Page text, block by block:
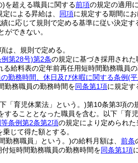
)を超える職員に関する前項の規定の適用
定による昇給は、 同項に規定する期間に
に応じて規則で定める基準に従い決定す
できない。
は、規則で定める。
第28号)第2条の規定に基づき採用された
給料表の定年前再任用短時間勤務職員
勤務時間、休日及び休暇に関する条例(
勤務職員の勤務時間を同条第1項に規定す
「育児休業法」という。)第10条第3項の
ることとなった職員を含む。以下「育
条例第2条第2項の規定により定められ
乗じて得た額とする。
勤務職員」という。)の給料月額は、 前条
短時間勤務職員の勤務時間を同条第1項